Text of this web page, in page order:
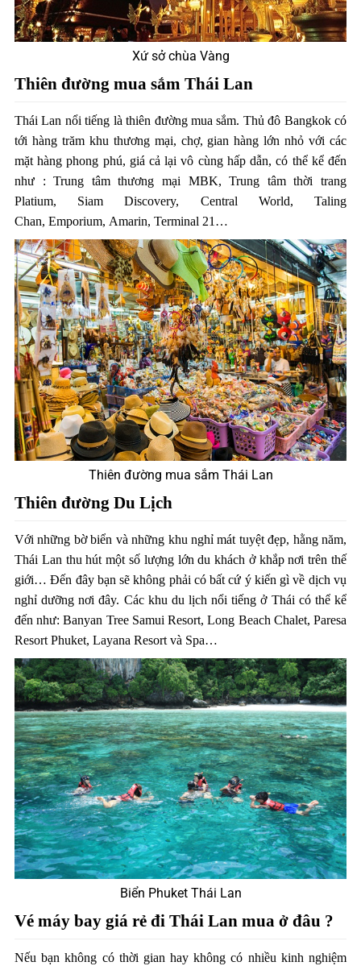
Xứ sở chùa Vàng
Thiên đường mua sắm Thái Lan
Thái Lan nổi tiếng là thiên đường mua sắm. Thủ đô Bangkok có
tới hàng trăm khu thương mại, chợ, gian hàng lớn nhỏ với các
mặt hàng phong phú, giá cả lại vô cùng hấp dẫn, có thể kể đến
như : Trung tâm thương mại MBK, Trung tâm thời trang
Platium, Siam Discovery, Central World, Taling
Chan, Emporium, Amarin, Terminal 21…
Thiên đường mua sắm Thái Lan
Thiên đường Du Lịch
Với những bờ biển và những khu nghỉ mát tuyệt đẹp, hằng năm,
Thái Lan thu hút một số lượng lớn du khách ở khắp nơi trên thế
giới… Đến đây bạn sẽ không phải có bất cứ ý kiến gì về dịch vụ
nghỉ dưỡng nơi đây. Các khu du lịch nổi tiếng ở Thái có thể kể
đến như: Banyan Tree Samui Resort, Long Beach Chalet, Paresa
Resort Phuket, Layana Resort và Spa…
Biển Phuket Thái Lan
Vé máy bay giá rẻ đi Thái Lan mua ở đâu ?
Nếu bạn không có thời gian hay không có nhiều kinh nghiệm